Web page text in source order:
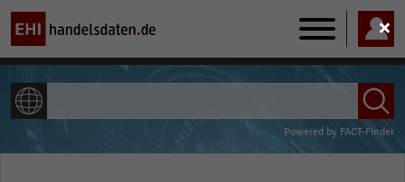
Main
navigation
Powered by FACT-Finder